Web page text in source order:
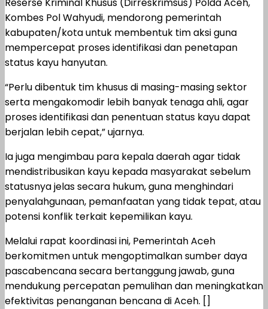
Reserse Kriminal Khusus (Dirreskrimsus) Polda Aceh,
Kombes Pol Wahyudi, mendorong pemerintah
kabupaten/kota untuk membentuk tim aksi guna
mempercepat proses identifikasi dan penetapan
status kayu hanyutan.
“Perlu dibentuk tim khusus di masing-masing sektor
serta mengakomodir lebih banyak tenaga ahli, agar
proses identifikasi dan penentuan status kayu dapat
berjalan lebih cepat,” ujarnya.
Ia juga mengimbau para kepala daerah agar tidak
mendistribusikan kayu kepada masyarakat sebelum
statusnya jelas secara hukum, guna menghindari
penyalahgunaan, pemanfaatan yang tidak tepat, atau
potensi konflik terkait kepemilikan kayu.
Melalui rapat koordinasi ini, Pemerintah Aceh
berkomitmen untuk mengoptimalkan sumber daya
pascabencana secara bertanggung jawab, guna
mendukung percepatan pemulihan dan meningkatkan
efektivitas penanganan bencana di Aceh. []